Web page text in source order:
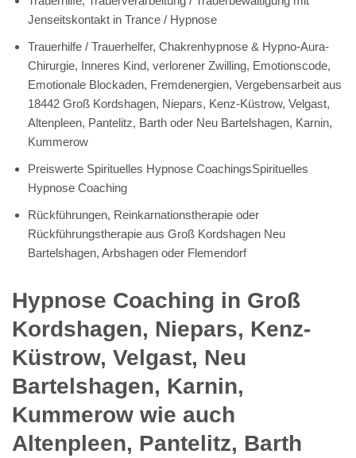
Jenseitskontakt in Trance / Hypnose
Trauerhilfe / Trauerhelfer, Chakrenhypnose & Hypno-Aura-
Chirurgie, Inneres Kind, verlorener Zwilling, Emotionscode,
Emotionale Blockaden, Fremdenergien, Vergebensarbeit aus
18442 Groß Kordshagen, Niepars, Kenz-Küstrow, Velgast,
Altenpleen, Pantelitz, Barth oder Neu Bartelshagen, Karnin,
Kummerow
Preiswerte Spirituelles Hypnose CoachingsSpirituelles
Hypnose Coaching
Rückführungen, Reinkarnationstherapie oder
Rückführungstherapie aus Groß Kordshagen Neu
Bartelshagen, Arbshagen oder Flemendorf
Hypnose Coaching in Groß
Kordshagen, Niepars, Kenz-
Küstrow, Velgast, Neu
Bartelshagen, Karnin,
Kummerow wie auch
Altenpleen, Pantelitz, Barth